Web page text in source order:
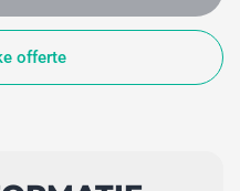
offerte